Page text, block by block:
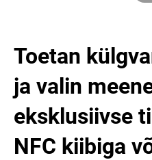
Toetan
ja valin
eksklusiivse
NFC kiibiga